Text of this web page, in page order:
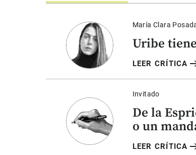
María Clara
Uribe
LEER CRÍTICA
Invitado
De la
o un
LEER CRÍTICA